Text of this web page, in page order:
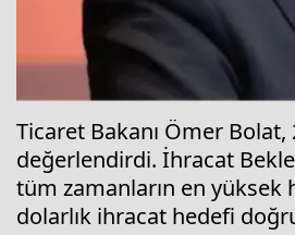
Ticaret Bakanı Ömer Bolat,
değerlendirdi. İhracat
tüm zamanların en yüksek
dolarlık ihracat hedefi